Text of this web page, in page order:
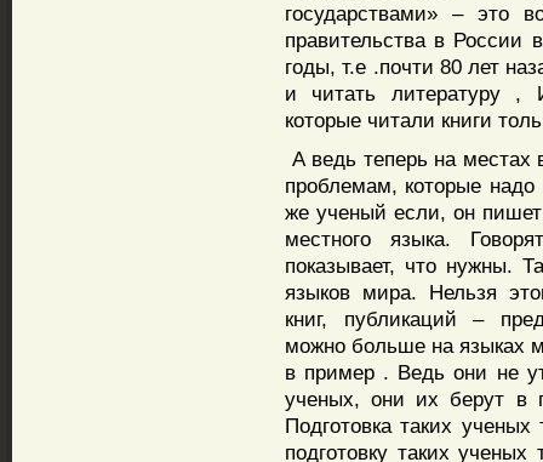
государствами» – это
правительства в России
годы, т.е .почти 80 лет
и читать литературу ,
которые читали книги
А ведь теперь на
проблемам, которые
же ученый если, он
местного языка.
показывает, что нужны.
языков мира. Нельзя
книг, публикаций –
можно больше на языках
в пример . Ведь они не
ученых, они их берут в
Подготовка таких
подготовку таких